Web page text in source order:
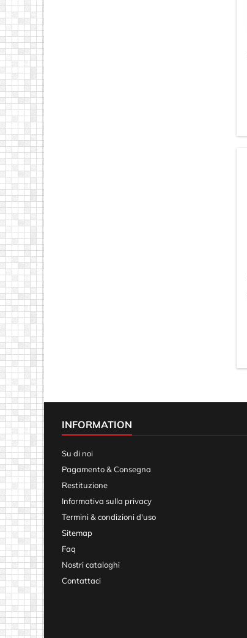
INFORMATION
Su di noi
Pagamento & Consegna
Restituzione
Informativa sulla privacy
Termini & condizioni d'uso
Sitemap
Faq
Nostri cataloghi
Contattaci